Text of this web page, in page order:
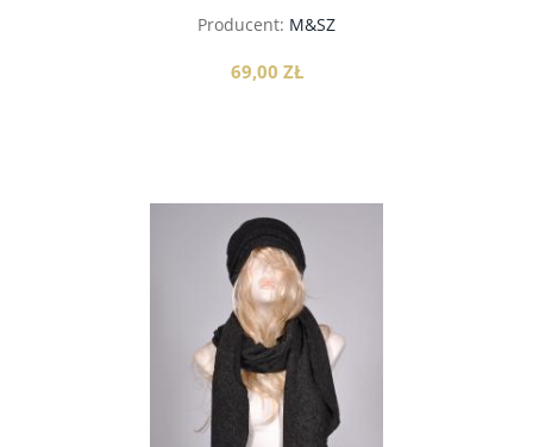
Producent: M&SZ
69,00 ZŁ
do koszyka